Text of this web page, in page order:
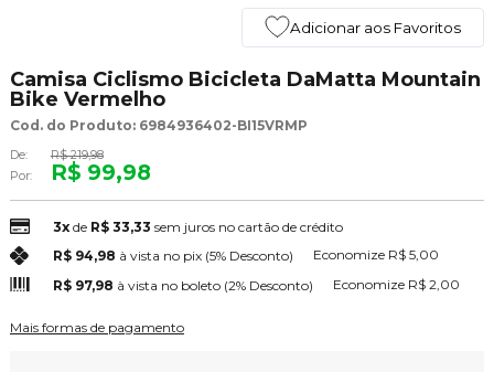
Adicionar aos Favoritos
Camisa Ciclismo Bicicleta DaMatta Mountain
Bike Vermelho
Cod. do Produto: 6984936402-BI15VRMP
De:
R$ 219,98
Por:
R$ 99,98
3xde R$ 33,33 sem juros no cartão de crédito
R$ 94,98 à vista no pix (5% Desconto) Economize R$ 5,00
R$ 97,98 à vista no boleto (2% Desconto) Economize R$ 2,00
Mais formas de pagamento